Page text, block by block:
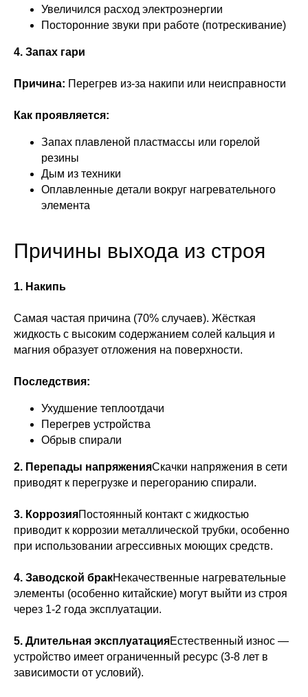
Увеличился расход электроэнергии
Посторонние звуки при работе (потрескивание)
4. Запах гари
Причина: Перегрев из-за накипи или неисправности
Как проявляется:
Запах плавленой пластмассы или горелой
резины
Дым из техники
Оплавленные детали вокруг нагревательного
элемента
Причины выхода из строя
1. Накипь
Самая частая причина (70% случаев). Жёсткая
жидкость с высоким содержанием солей кальция и
магния образует отложения на поверхности.
Последствия:
Ухудшение теплоотдачи
Перегрев устройства
Обрыв спирали
2. Перепады напряженияСкачки напряжения в сети
приводят к перегрузке и перегоранию спирали.
3. КоррозияПостоянный контакт с жидкостью
приводит к коррозии металлической трубки, особенно
при использовании агрессивных моющих средств.
4. Заводской бракНекачественные нагревательные
элементы (особенно китайские) могут выйти из строя
через 1-2 года эксплуатации.
5. Длительная эксплуатацияЕстественный износ —
устройство имеет ограниченный ресурс (3-8 лет в
зависимости от условий).